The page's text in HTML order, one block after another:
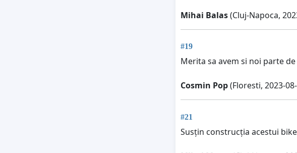
Mihai Balas(Cluj-Napoca,
#19
Merita sa avem si noi parte
Cosmin Pop(Floresti, 2023-
#21
Susțin construcția acestui